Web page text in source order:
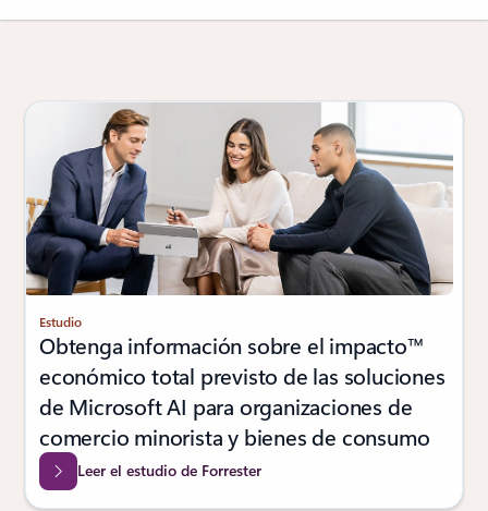
Estudio
Obtenga información sobre el impacto™
económico total previsto de las soluciones
de Microsoft AI para organizaciones de
comercio minorista y bienes de consumo
Leer el estudio de Forrester